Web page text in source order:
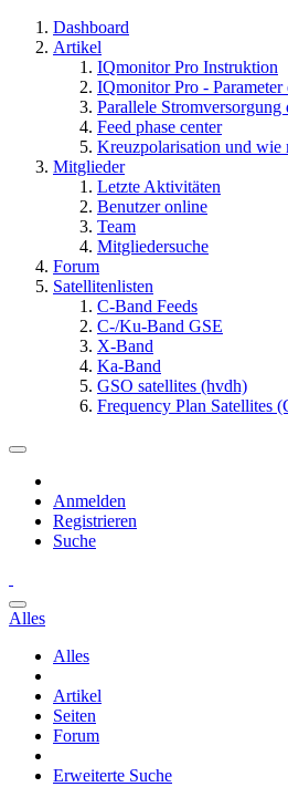
Dashboard
Artikel
IQmonitor Pro Instruktion
IQmonitor Pro - Parameter
Parallele Stromversorgung
Feed phase center
Kreuzpolarisation und wie
Mitglieder
Letzte Aktivitäten
Benutzer online
Team
Mitgliedersuche
Forum
Satellitenlisten
C-Band Feeds
C-/Ku-Band GSE
X-Band
Ka-Band
GSO satellites (hvdh)
Frequency Plan Satellites
Anmelden
Registrieren
Suche
Alles
Alles
Artikel
Seiten
Forum
Erweiterte Suche